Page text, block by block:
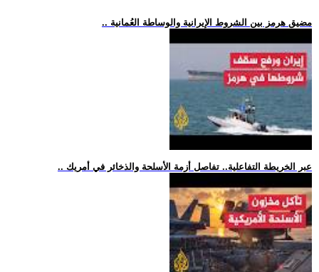
.. مضيق هرمز بين الشروط الإيرانية والوساطة العُمانية
.. عبر الخريطة التفاعلية.. تفاصل أزمة الأسلحة والذخائر في أمريك